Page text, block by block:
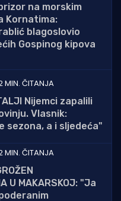
na morskim
Kornatima:
blagoslovio
Gospinog kipova
MIN. ČITANJA
Nijemci zapalili
Vlasnik:
sezona, a i sljedeća"
MIN. ČITANJA
U MAKARSKOJ: "Ja